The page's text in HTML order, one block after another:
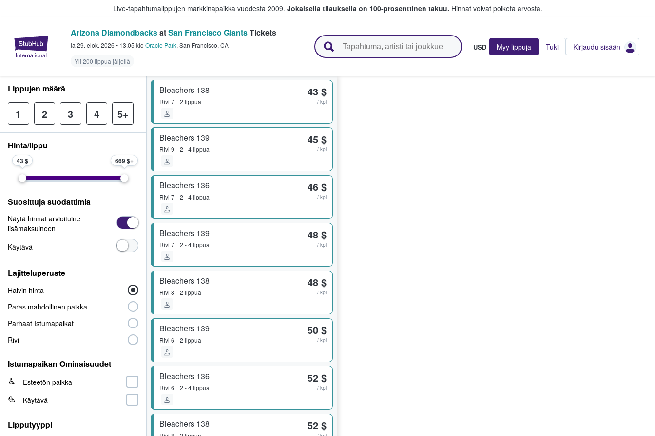
Live-tapahtumalippujen markkinapaikka vuodesta 2009. Jokaisella tilauksella on 100-prosenttinen takuu. Hinnat voivat poiketa arvosta.
StubHub - missä fanit ostavat ja myyvät lippuja
Arizona DiamondbacksatSan Francisco GiantsTickets
la 29. elok. 2026 • 13.05 klo Oracle Park, San Francisco, CA
Yli 200 lippua jäljellä
USD Myy lippuja Tuki Kirjaudu sisään
Bleachers 138
Rivi 7 2 lippua
43 $
/ kpl
Bleachers 139
Rivi 9 2 - 4 lippua
45 $
/ kpl
Bleachers 136
Rivi 7 2 - 4 lippua
46 $
/ kpl
Bleachers 139
Rivi 7 2 - 4 lippua
48 $
/ kpl
Bleachers 138
Rivi 8 2 lippua
48 $
/ kpl
Bleachers 139
Rivi 6 2 lippua
50 $
/ kpl
Bleachers 136
Rivi 6 2 - 4 lippua
52 $
/ kpl
Bleachers 138 52 $
Lippujen määrä
1 2 3 4 5+
Hinta/lippu
43 $ 669 $
Suosittuja suodattimia
Näytä hinnat arvioituine
lisämaksuineen
Käytävä
Lajitteluperuste
Halvin hinta
Paras mahdollinen paikka
Parhaat Istumapaikat
Rivi
Istumapaikan Ominaisuudet
Esteetön paikka
Käytävä
Lipputyyppi